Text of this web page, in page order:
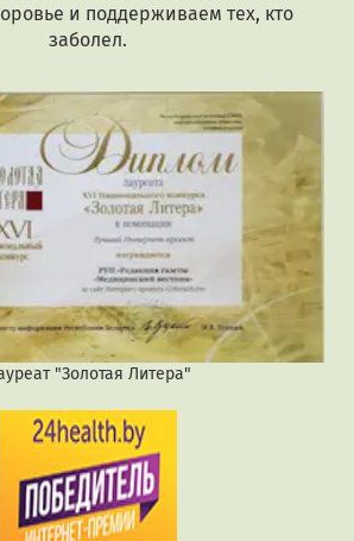
и поддерживаем тех, кто
заболел.
"Золотая Литера"